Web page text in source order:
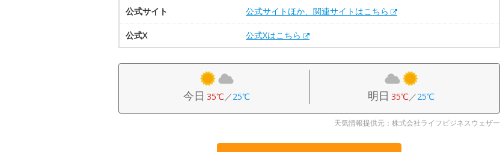
公式サイト 公式サイトほか、関連サイトはこちら
公式X 公式Xはこちら
今日 35℃／25℃ 明日 35℃／25℃
天気情報提供元：株式会社ライフビジネスウェザー